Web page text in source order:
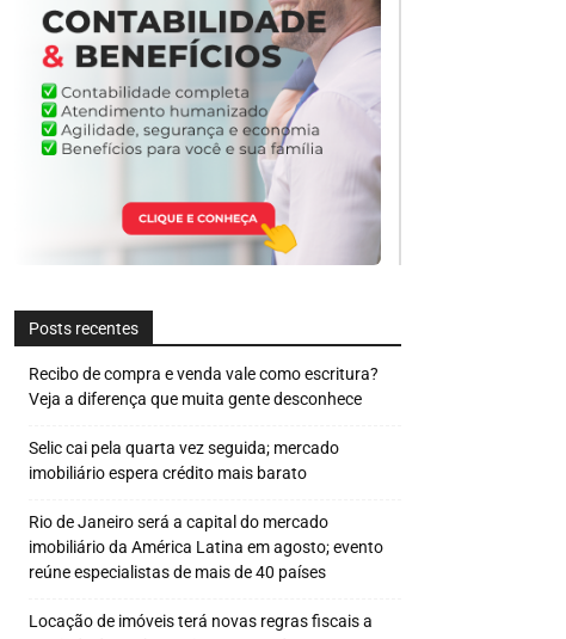
Posts recentes
Recibo de compra e venda vale como escritura?
Veja a diferença que muita gente desconhece
Selic cai pela quarta vez seguida; mercado
imobiliário espera crédito mais barato
Rio de Janeiro será a capital do mercado
imobiliário da América Latina em agosto; evento
reúne especialistas de mais de 40 países
Locação de imóveis terá novas regras fiscais a